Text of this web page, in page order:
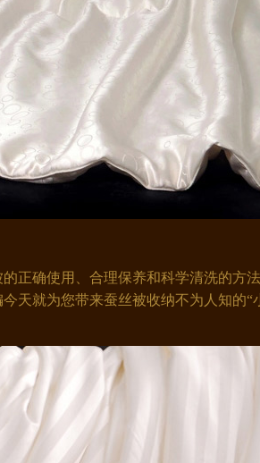
正确使用、合理保养和科学清洗的方
天就为您带来蚕丝被收纳不为人知的“